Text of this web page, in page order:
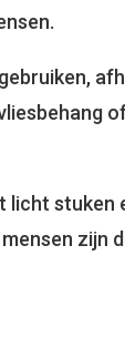
stuken
zijn